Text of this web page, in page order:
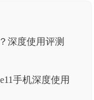
手机深度使用